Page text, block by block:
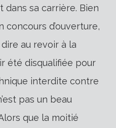
sa carrière. Bien
concours d’ouverture,
dire au revoir à la
été disqualifiée pour
interdite contre
pas un beau
que la moitié